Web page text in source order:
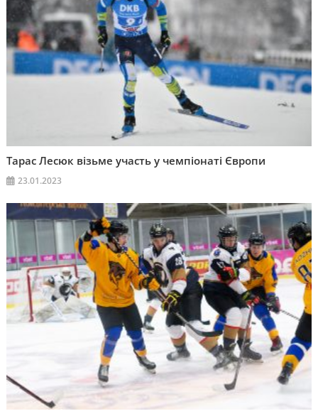
Тарас Лесюк візьме участь у чемпіонаті Європи
23.01.2023